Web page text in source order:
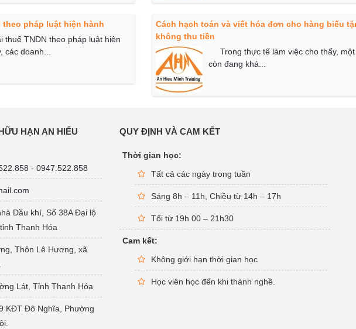
theo pháp luật hiện hành
thuế TNDN theo pháp luật hiện
các doanh...
Cách hạch toán và viết hóa đơn cho hàng biếu
không thu tiền
Trong thực tế làm việc cho thấy, một
còn đang khá...
HẠN AN HIỂU
- 0947.522.858
Dầu khí, Số 38A Đại lộ
Thanh Hóa
Thôn Lê Hương, xã
Lát, Tỉnh Thanh Hóa
KĐT Đô Nghĩa, Phường
QUY ĐỊNH VÀ CAM KẾT
Thời gian học:
Tất cả các ngày trong tuần
Sáng 8h – 11h, Chiều từ 14h – 17h
Tối từ 19h 00 – 21h30
Cam kết:
Không giới hạn thời gian học
Học viên học đến khi thành nghề.